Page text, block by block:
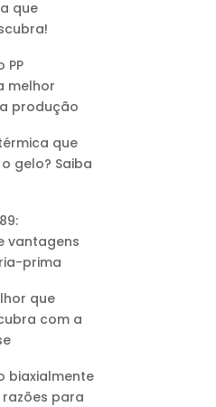
que
PP
melhor
produção
que
gelo? Saiba
vantagens
prima
que
com a
biaxialmente
para